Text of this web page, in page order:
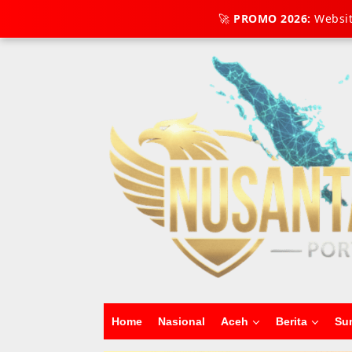
🚀 PROMO 2026:
konten
Tambahkan Menu
Home Nasional Aceh Berita